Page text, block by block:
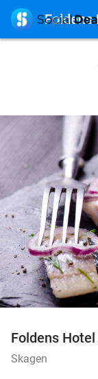
 Foldens
Foldens Hotel
Skagen